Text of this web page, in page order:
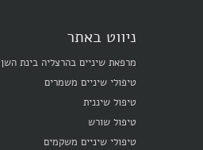
ניווט באתר
מרפאת שיניים בהרצליה בינת השן
טיפולי שיניים משמרים
טיפול שיננית
טיפול שורש
טיפולי שיניים משקמים